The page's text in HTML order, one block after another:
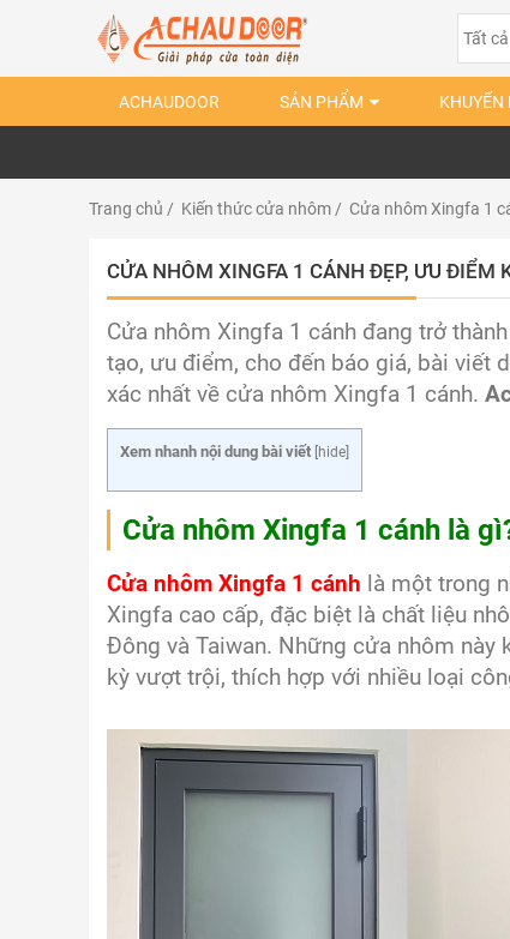
ACHAUDOOR SẢN PHẨM KHUYẾN
Trang chủ / Kiến thức cửa nhôm / Cửa nhôm Xingfa 1
CỬA NHÔM XINGFA 1 CÁNH ĐẸP, ƯU ĐIỂM
Cửa nhôm Xingfa 1 cánh đang trở
tạo, ưu điểm, cho đến báo giá, bài viết
xác nhất về cửa nhôm Xingfa 1 cánh.
Xem nhanh nội dung bài viết hide
Cửa nhôm Xingfa 1 cánh là
Cửa nhôm Xingfa 1 cánh là một trong
Xingfa cao cấp, đặc biệt là chất liệu
Đông và Taiwan. Những cửa nhôm
kỳ vượt trội, thích hợp với nhiều loại